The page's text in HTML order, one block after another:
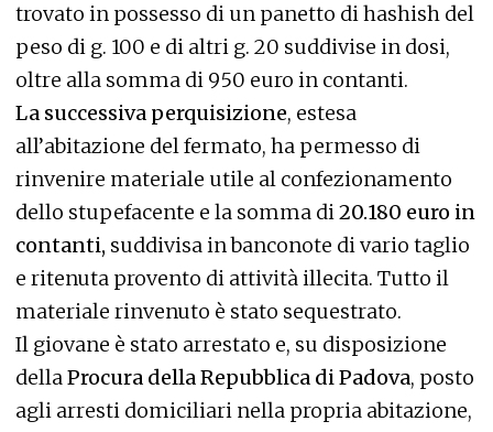
trovato in possesso di un panetto di hashish del
peso di g. 100 e di altri g. 20 suddivise in dosi,
oltre alla somma di 950 euro in contanti.
La successiva perquisizione, estesa
all’abitazione del fermato, ha permesso di
rinvenire materiale utile al confezionamento
dello stupefacente e la somma di20.180 euro in
contanti, suddivisa in banconote di vario taglio
e ritenuta provento di attività illecita. Tutto il
materiale rinvenuto è stato sequestrato.
Il giovane è stato arrestato e, su disposizione
dellaProcura della Repubblica di Padova, posto
agli arresti domiciliari nella propria abitazione,